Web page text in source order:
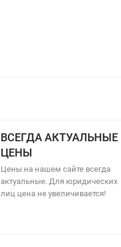
ВСЕГДА АКТУАЛЬНЫЕ
ЦЕНЫ
Цены на нашем сайте всегда
актуальные. Для юридических
лиц цена не увеличивается!